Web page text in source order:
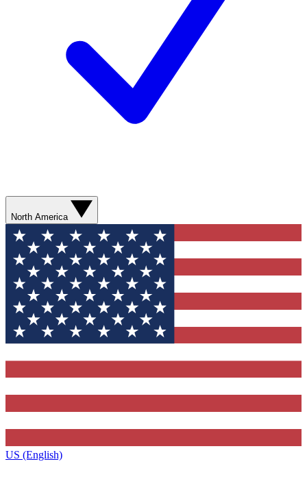
North America
US (English)